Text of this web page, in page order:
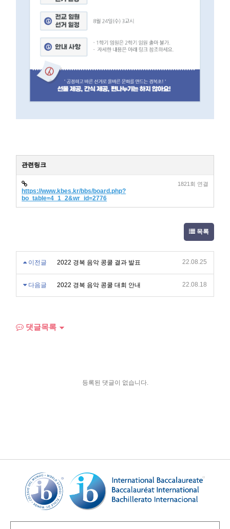
관련링크
https://www.kbes.kr/bbs/board.php?
bo_table=4_1_2&wr_id=2776
1821회 연결
목록
이전글 2022 경복 음악 콩쿨 결과 발표 22.08.25
다음글 2022 경복 음악 콩쿨 대회 안내 22.08.18
댓글목록
등록된 댓글이 없습니다.